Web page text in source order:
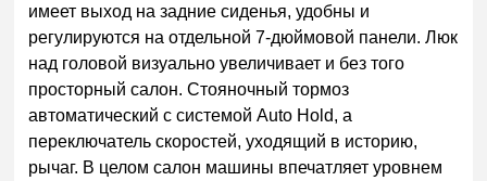
имеет выход на задние сиденья, удобны и
регулируются на отдельной 7-дюймовой панели. Люк
над головой визуально увеличивает и без того
просторный салон. Стояночный тормоз
автоматический с системой Auto Hold, а
переключатель скоростей, уходящий в историю,
рычаг. В целом салон машины впечатляет уровнем